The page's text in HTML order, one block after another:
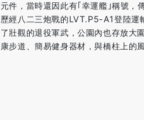
件，當時還因此有｢幸運艦｣稱號，
經八二三炮戰的LVT.P5-A1登陸
壯觀的退役軍武，公園內也存放大
步道、簡易健身器材，與橋柱上的